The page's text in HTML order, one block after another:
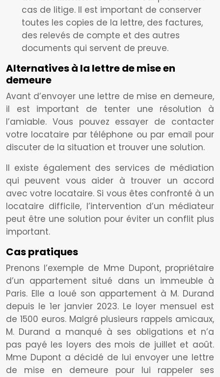
cas de litige. Il est important de conserver
toutes les copies de la lettre, des factures,
des relevés de compte et des autres
documents qui servent de preuve.
Alternatives à la lettre de mise en
demeure
Avant d’envoyer une lettre de mise en demeure,
il est important de tenter une résolution à
l’amiable. Vous pouvez essayer de contacter
votre locataire par téléphone ou par email pour
discuter de la situation et trouver une solution.
Il existe également des services de médiation
qui peuvent vous aider à trouver un accord
avec votre locataire. Si vous êtes confronté à un
locataire difficile, l’intervention d’un médiateur
peut être une solution pour éviter un conflit plus
important.
Cas pratiques
Prenons l’exemple de Mme Dupont, propriétaire
d’un appartement situé dans un immeuble à
Paris. Elle a loué son appartement à M. Durand
depuis le 1er janvier 2023. Le loyer mensuel est
de 1500 euros. Malgré plusieurs rappels amicaux,
M. Durand a manqué à ses obligations et n’a
pas payé les loyers des mois de juillet et août.
Mme Dupont a décidé de lui envoyer une lettre
de mise en demeure pour lui rappeler ses